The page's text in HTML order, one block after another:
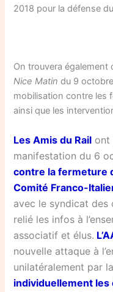
2018 pour la défense
On trouvera
Nice Matin du 9
mobilisation contre les
ainsi que les
Les Amis du Rail ont
manifestation du 6
contre la fermeture
Comité Franco-
avec le syndicat des
relié les infos à
associatif et élus.
nouvelle attaque à
unilatéralement par
individuellement les